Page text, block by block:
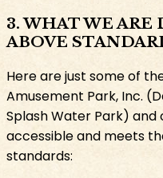
3. WHAT WE
ABOVE STANDARDS.​​​​‌
Here are just some of
Amusement Park, Inc.
Splash Water Park)
accessible and meets
standards:​​​​‌ ‍ ​‍​‍‌‍ ‌ ​‍‌‍‍‌‌‍‌ ‌‍‍‌‌‍ ‍​‍​‍​ ‍‍​‍​‍‌ ​ ‌‍​‌‌‍ ‍‌‍‍‌‌ ‌​‌ ‍‌​‍ ‍‌‍‍‌‌‍ ​‍​‍​‍ ​​‍​‍‌‍‍​‌ ​‍‌‍‌‌‌‍‌‍​‍​‍​ ‍‍​‍​‍‌‍‍​‌ ‌​‌ ‌​‌ ​​​ ‍‍​‍ ​‍ ‌‍ ​‌‍​‌​‍ ‌‌‍‌‍‌‍​‌‌‍ ‌‌‍‍‌‌‍‌ ‌‍ ​‌‍‍‌‌‍​‌​‍ ‌‌‍‌​‌‍‌‌‌‍ ​‌‍‌ ‌ ​‍‌‍ ‌ ​ ‌ ​ ‌‍ ​‍ ‍‌ ​ ‌‍​‌‌‍ ‍‌‍‍‌‌ ‌​‌ ‍‌​‍ ‍‌ ​ ‌ ‌​‌ ‌‌‌‍‌​‌‍‍‌‌‍ ​‍ ‌‍‍‌‌‍ ‍‌ ‌​‌‍‌‌‌‍ ‍‌ ‌​​‍ ‌‍‌‌‌‍‌​‌‍‍‌‌ ‌​​‍ ‌‍ ‌‌‍ ‌‍‌​‌‍‌‌​ ‌‌ ​​‌ ​‍‌‍‌‌‌ ​ ‌‍‌‌‌‍ ‍‌ ‌​‌‍​‌‌ ‌​‌‍‍‌‌‍ ‌‍ ‍​ ‍ ‌‍‍‌‌‍‌​​ ‌​ ‌‌​ ​​​ ‌​‌‍‌​‌‍​‍‌‍​‍​ ‌ ‌‍‌‌​‍ ‌​ ​ ‌‍‌​‌‍​ ​ ‌​​‍ ‌​ ‌​​ ‌‌​ ​‌​ ‍‌​‍ ‌‌‍​‍‌‍‌‍​ ‌ ​ ​​​‍ ‌​ ​ ​ ‌‌‌‍‌‍​ ‌‍‌‍​‌​ ​‌‌‍​‌​ ​​​ ​‌‌‍‌‍‌‍​‍‌‍‌‌​ ‍ ‌ ‌​‌ ‍‌‌ ​​‌‍‌‌​ ‌‌ ​​‌‍​‌‌‍‌ ‌‍‌‌​ ‍ ‌ ​​‌‍​‌‌ ‌​‌‍‍​​ ‌‌ ​​‌‍​‌‌‍‌ ‌‍‌‌‌​​‍‌ ‌‌‌‍‍‌‌‍ ​‌‍‌​‌‍‌‌‌ ​‍​‍‌‌​ ‌‌‌​​‍‌‌ ‌‍‍ ‌‍‌‌‌ ‍‌​‍‌‌​ ​ ‌​‌​​‍‌‌​ ​ ‌​‌​​‍‌‌​ ​‍​ ​‍​ ‍‌​ ‌‍​ ‌ ‌‍​‌​ ‌ ​ ​‌​ ​‌‌‍​‌‌‍​‌​ ‍‌​ ​‌​ ​​​‍‌‌​ ​‍​ ​‍​‍‌‌​ ‌‌‌​‌​​‍ ‍‌‍​‍‌‍ ‌‍‌​‌ ‍‌​‍‌‌​ ‌‌‌​​‍‌‌ ‌‍‍ ‌‍‌‌‌ ‍‌​‍‌‌​ ​ ‌​‌​​‍‌‌​ ​ ‌​‌​​‍‌‌​ ​‍​ ​‍​ ‌ ​ ​ ‌‍‌‍‌‍​‌‌‍‌‍‌‍​‍​ ‌​​ ​​‌‍​‌‌‍‌‌​ ‍‌​ ‌‌​‍‌‌​ ​‍​ ​‍​‍‌‌​ ‌‌‌​‌​​‍ ‍‌‍​ ‌‍‍​‌‍‍‌‌‍ ​‌‍‌​‌ ​‍‌‍‌‌‌‍ ‍​‍‌‌​ ‌‌‌​​‍‌‌ ‌‍‍ ‌‍‌‌‌ ‍‌​‍‌‌​ ​ ‌​‌​​‍‌‌​ ​ ‌​‌​​‍‌‌​ ​‍​ ​‍‌‍​ ‌‍​ ‌‍​‌​ ‍​‌‍‌​​ ​‌‌‍‌​‌‍​ ​ ‌‍​ ​‍​ ​‍​ ​‌​‍‌‌​ ​‍​ ​‍​‍‌‌​ ‌‌‌​‌​​‍ ‍‌ ‌​‌‍‌‌‌ ‍​‌ ‌​​ ‌‍​‍‌‍​‌‌ ​ ‌‍‌‌‌‌‌‌‌ ​‍‌‍ ​​ ‌‌‍‍​‌ ‌​‌ ‌​‌ ​​​‍‌‌​ ​ ‌​​‌​‍‌‌​ ​‍‌​‌‍​‍‌‌​ ​‍‌​‌‍‌‍ ​‌‍​‌​‍ ‌‌‍‌‍‌‍​‌‌‍ ‌‌‍‍‌‌‍‌ ‌‍ ​‌‍‍‌‌‍​‌​‍ ‌‌‍‌​‌‍‌‌‌‍ ​‌‍‌ ‌ ​‍‌‍ ‌ ​ ‌ ​ ‌‍ ​‍ ‍‌ ​ ‌‍​‌‌‍ ‍‌‍‍‌‌ ‌​‌ ‍‌​‍ ‍‌ ​ ‌ ‌​‌ ‌‌‌‍‌​‌‍‍‌‌‍ ​‍‌‍‌‍‍‌‌‍‌​​ ‌​ ‌‌​ ​​​ ‌​‌‍‌​‌‍​‍‌‍​‍​ ‌ ‌‍‌‌​‍ ‌​ ​ ‌‍‌​‌‍​ ​ ‌​​‍ ‌​ ‌​​ ‌‌​ ​‌​ ‍‌​‍ ‌‌‍​‍‌‍‌‍​ ‌ ​ ​​​‍ ‌​ ​ ​ ‌‌‌‍‌‍​ ‌‍‌‍​‌​ ​‌‌‍​‌​ ​​​ ​‌‌‍‌‍‌‍​‍‌‍‌‌​‍‌‍‌ ‌​‌ ‍‌‌ ​​‌‍‌‌​ ‌‌ ​​‌‍​‌‌‍‌ ‌‍‌‌​‍‌‍‌ ​​‌‍​‌‌ ‌​‌‍‍​​ ‌‌ ​​‌‍​‌‌‍‌ ‌‍‌‌‌​​‍‌ ‌‌‌‍‍‌‌‍ ​‌‍‌​‌‍‌‌‌ ​‍​‍‌‌​ ‌‌‌​​‍‌‌ ‌‍‍ ‌‍‌‌‌ ‍‌​‍‌‌​ ​ ‌​‌​​‍‌‌​ ​ ‌​‌​​‍‌‌​ ​‍​ ​‍​ ‍‌​ ‌‍​ ‌ ‌‍​‌​ ‌ ​ ​‌​ ​‌‌‍​‌‌‍​‌​ ‍‌​ ​‌​ ​​​‍‌‌​ ​‍​ ​‍​‍‌‌​ ‌‌‌​‌​​‍ ‍‌‍​‍‌‍ ‌‍‌​‌ ‍‌​‍‌‌​ ‌‌‌​​‍‌‌ ‌‍‍ ‌‍‌‌‌ ‍‌​‍‌‌​ ​ ‌​‌​​‍‌‌​ ​ ‌​‌​​‍‌‌​ ​‍​ ​‍​ ‌ ​ ​ ‌‍‌‍‌‍​‌‌‍‌‍‌‍​‍​ ‌​​ ​​‌‍​‌‌‍‌‌​ ‍‌​ ‌‌​‍‌‌​ ​‍​ ​‍​‍‌‌​ ‌‌‌​‌​​‍ ‍‌‍​ ‌‍‍​‌‍‍‌‌‍ ​‌‍‌​‌ ​‍‌‍‌‌‌‍ ‍​‍‌‌​ ‌‌‌​​‍‌‌ ‌‍‍ ‌‍‌‌‌ ‍‌​‍‌‌​ ​ ‌​‌​​‍‌‌​ ​ ‌​‌​​‍‌‌​ ​‍​ ​‍‌‍​ ‌‍​ ‌‍​‌​ ‍​‌‍‌​​ ​‌‌‍‌​‌‍​ ​ ‌‍​ ​‍​ ​‍​ ​‌​‍‌‌​ ​‍​ ​‍​‍‌‌​ ‌‌‌​‌​​‍ ‍‌ ‌​‌‍‌‌‌ ‍​‌ ‌​​‍‌‍‌ ​​‌‍‌‌‌ ​‍‌ ​ ‌ ​​‌‍‌‌‌‍​ ‌ ‌​‌‍‍‌‌ ‌‍‌‍‌‌​ ‌‌ ​​‌ ‌‌‌‍​‍‌‍ ​‌‍‍‌‌ ​ ‌‍‍​‌‍‌‌‌‍‌​​‍​‍‌ ‌